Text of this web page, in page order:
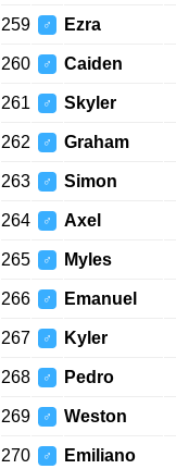
259 ♂ Ezra
260 ♂ Caiden
261 ♂ Skyler
262 ♂ Graham
263 ♂ Simon
264 ♂ Axel
265 ♂ Myles
266 ♂ Emanuel
267 ♂ Kyler
268 ♂ Pedro
269 ♂ Weston
270 ♂ Emiliano